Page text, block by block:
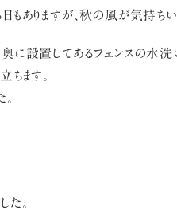
もありますが、秋の風が気持ちい
に設置してあるフェンスの水洗
ちます。
た。